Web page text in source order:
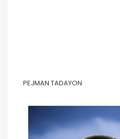
PEJMAN TADAYON